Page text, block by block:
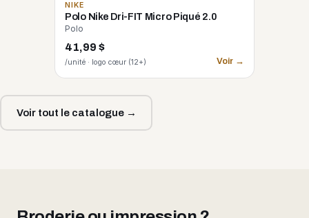
NIKE
Polo Nike Dri-FIT Micro Piqué 2.0
Polo
41,99 $
/unité · logo cœur (12+) Voir →
Voir tout le catalogue →